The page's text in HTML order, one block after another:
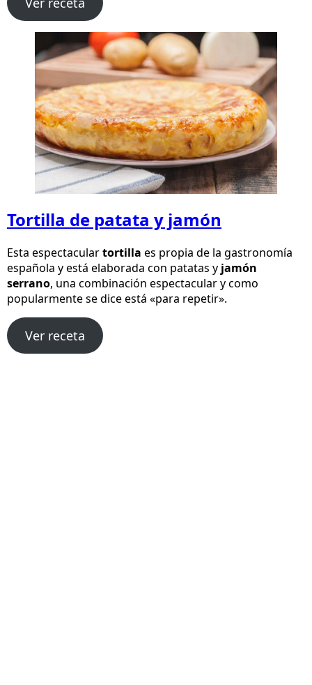
Tortilla de patata y jamón
Esta espectaculartortilla es propia de la gastronomía
española y está elaborada con patatas y jamón
serrano, una combinación espectacular y como
popularmente se dice está «para repetir».
Ver receta